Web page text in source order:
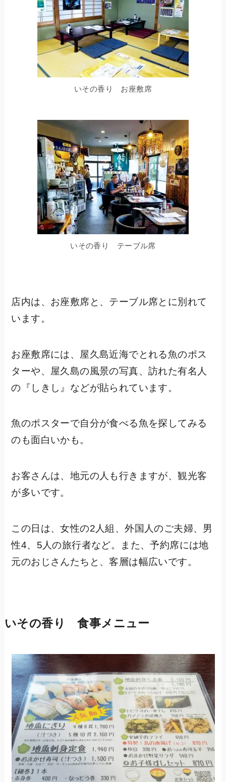
いその香り お座敷席
いその香り テーブル席
店内は、お座敷席と、テーブル席とに別れて
います。
お座敷席には、屋久島近海でとれる魚のポス
ターや、屋久島の風景の写真、訪れた有名人
の『しきし』などが貼られています。
魚のポスターで自分が食べる魚を探してみる
のも面白いかも。
お客さんは、地元の人も行きますが、観光客
が多いです。
この日は、女性の2人組、外国人のご夫婦、男
性4、5人の旅行者など。また、予約席には地
元のおじさんたちと、客層は幅広いです。
いその香り 食事メニュー